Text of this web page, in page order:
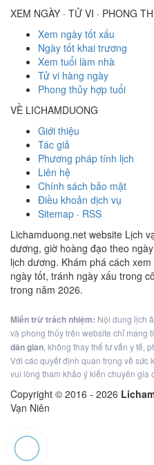
XEM NGÀY · TỬ VI · PHONG
Xem ngày tốt xấu
Ngày tốt khai trương
Xem tuổi làm nhà
Tử vi hàng ngày
Phong thủy hợp tuổi
VỀ LICHAMDUONG
Giới thiệu
Tác giả
Phương pháp tính lịch
Liên hệ
Chính sách bảo mật
Điều khoản dịch vụ
Sitemap · RSS
Lichamduong.net website Lịch
dương, giờ hoàng đạo theo
lịch dương. Khám phá cách
ngày tốt, tránh ngày xấu trong
trong năm 2026.
Miễn trừ trách nhiệm: Nội dung lịch
và phong thủy trên website chỉ mang
dân gian, không thay thế tư vấn y tế,
Với các quyết định quan trọng về sức
vui lòng tham khảo ý kiến chuyên gia
Copyright © 2016 - 2026
Vạn Niên